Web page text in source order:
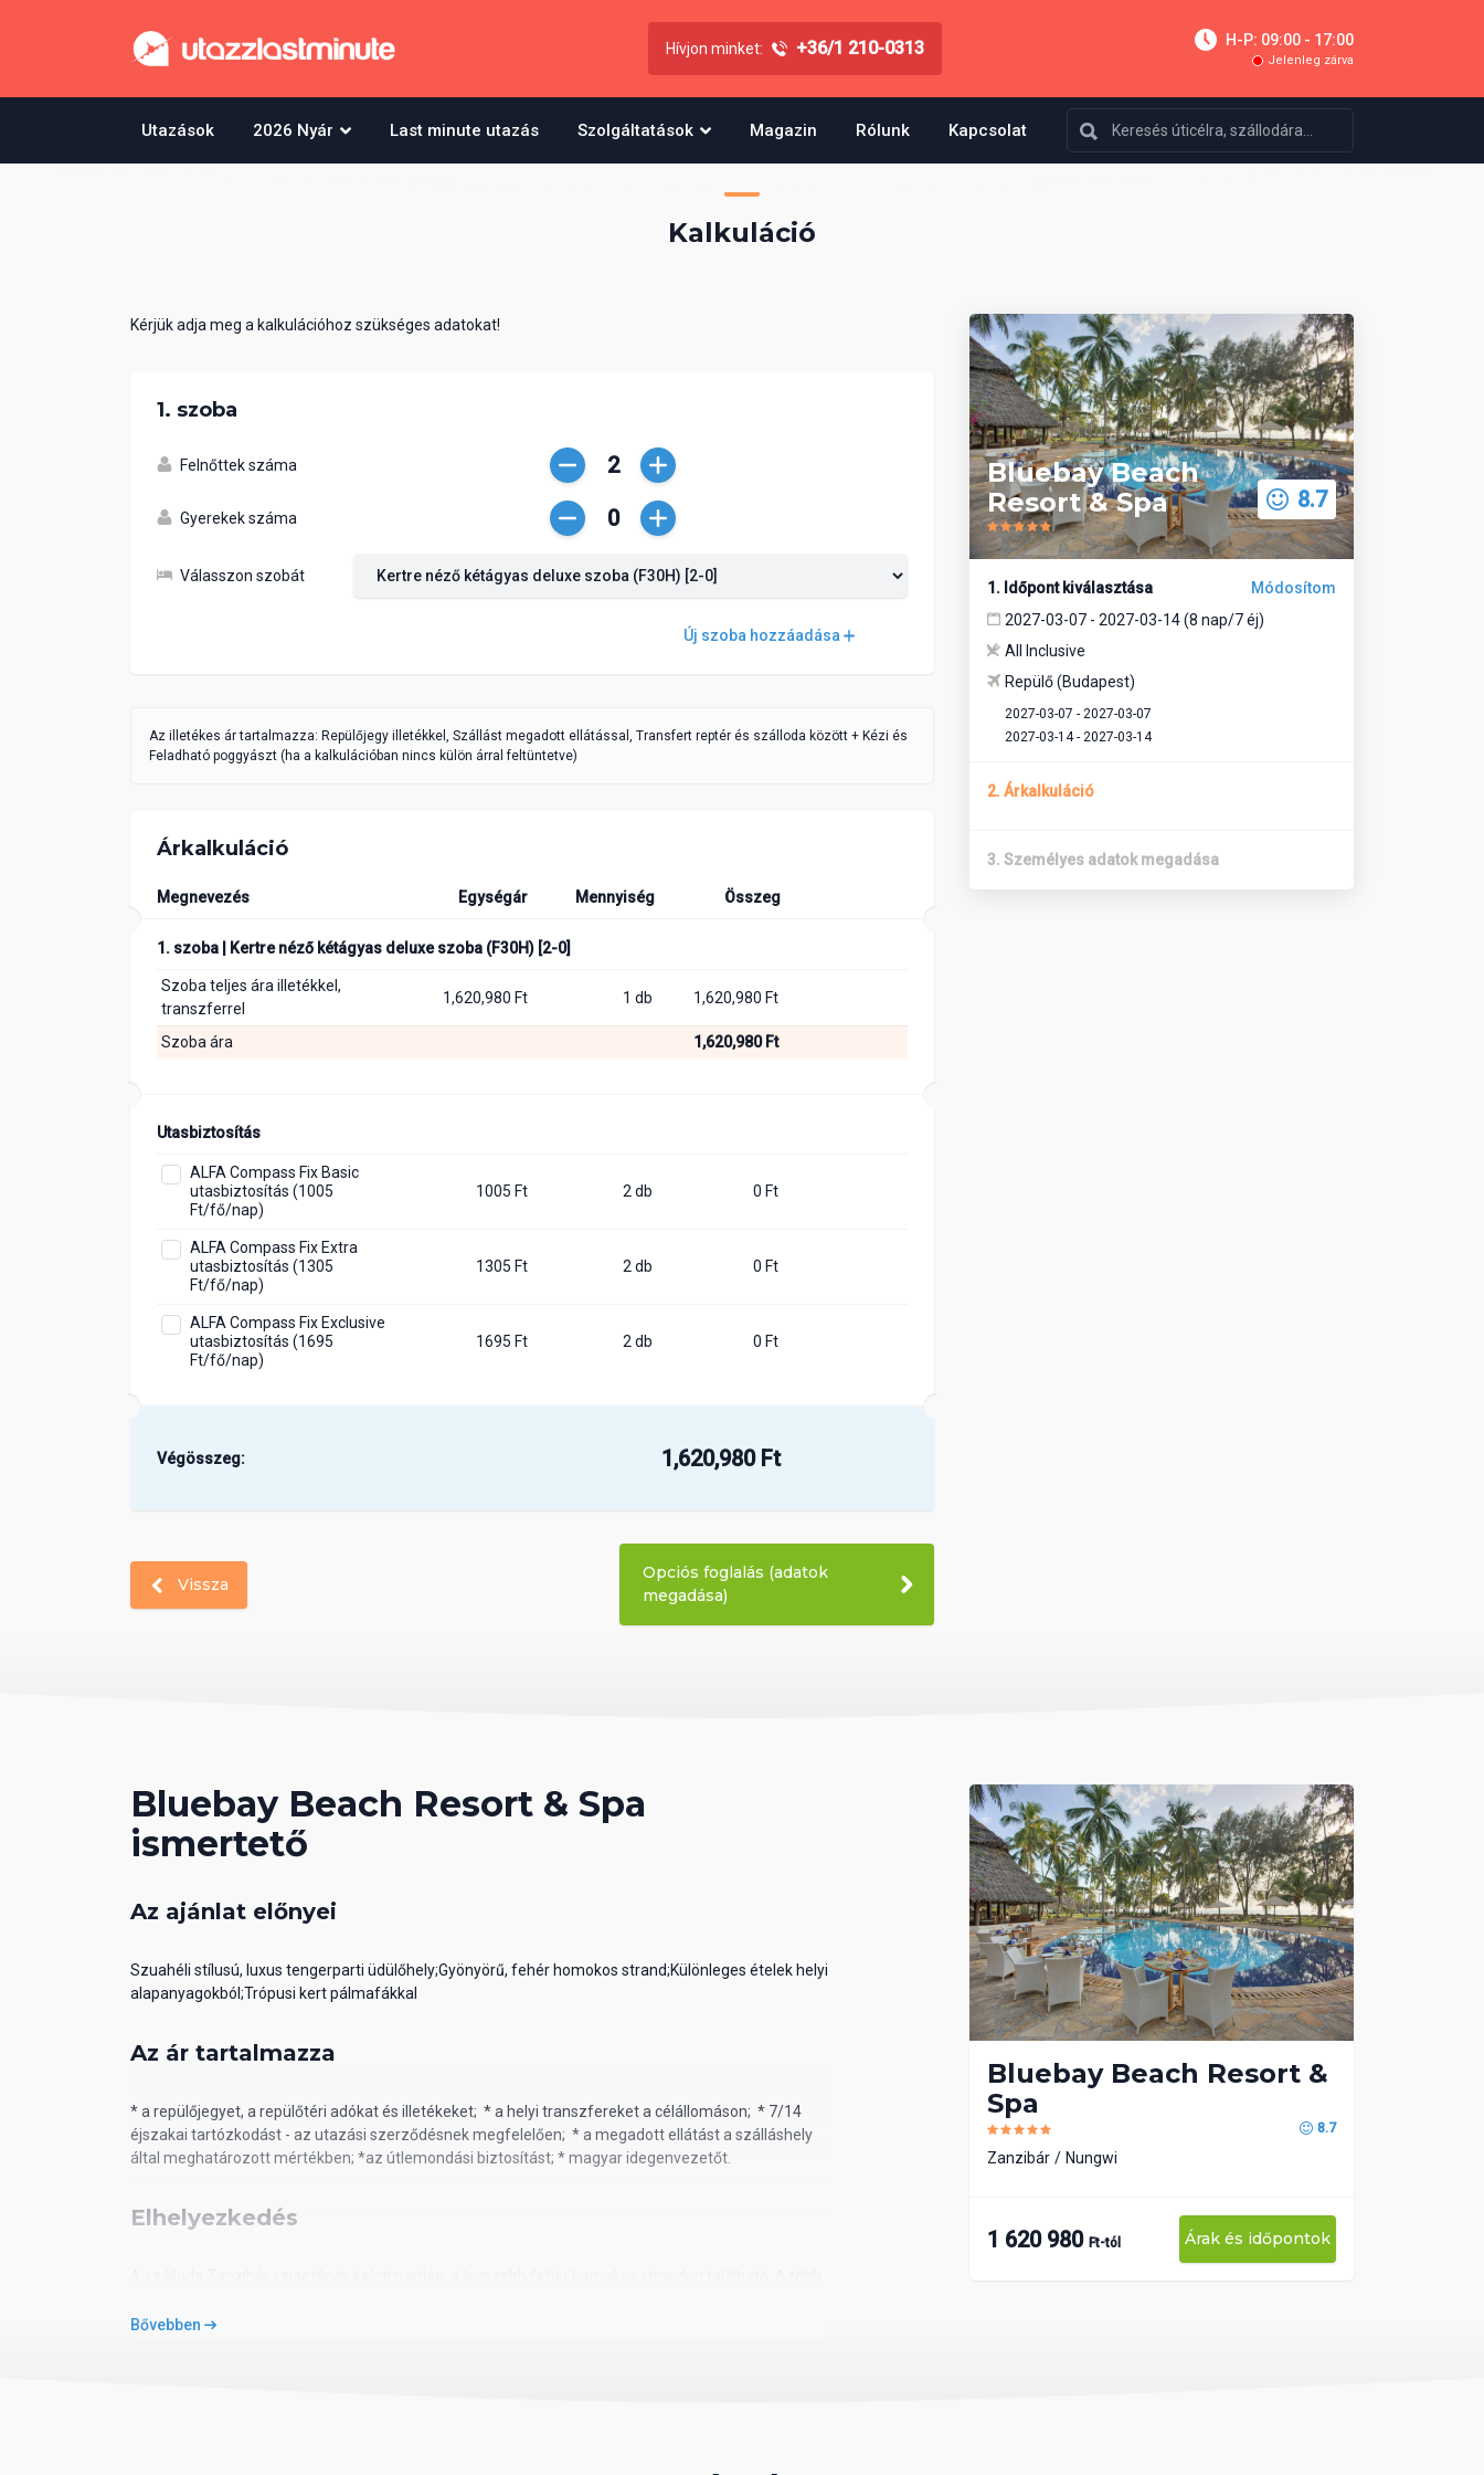
Hívjon minket: +36/1 210-0313 H-P: 09:00 - 17:00
Jelenleg zárva
Utazások 2026 Nyár Last minute utazás Szolgáltatások Magazin Rólunk Kapcsolat
Kalkuláció
Kérjük adja meg a kalkulációhoz szükséges adatokat!
1. szoba
Felnőttek száma
Csökkentés Növelés
Gyerekek száma
Csökkentés Növelés
Válasszon szobát
Új szoba hozzáadása
Az illetékes ár tartalmazza: Repülőjegy illetékkel, Szállást megadott ellátással, Transfert reptér és szálloda között + Kézi és
Feladható poggyászt (ha a kalkulációban nincs külön árral feltüntetve)
Árkalkuláció
Megnevezés Egységár Mennyiség Összeg
1. szoba | Kertre néző kétágyas deluxe szoba (F30H) [2-0]
Szoba teljes ára illetékkel,
transzferrel
1,620,980 Ft 1 db 1,620,980 Ft
Szoba ára 1,620,980 Ft
Utasbiztosítás
ALFA Compass Fix Basic
utasbiztosítás (1005
Ft/fő/nap)
1005 Ft 2 db 0 Ft
ALFA Compass Fix Extra
utasbiztosítás (1305
Ft/fő/nap)
1305 Ft 2 db 0 Ft
ALFA Compass Fix Exclusive
utasbiztosítás (1695
Ft/fő/nap)
1695 Ft 2 db 0 Ft
Végösszeg: 1,620,980 Ft
Vissza
Opciós foglalás (adatok
megadása)
Bluebay Beach
Resort & Spa
8.7
1. Időpont kiválasztása
Módosítom
2027-03-07 - 2027-03-14 (8 nap/7 éj)
All Inclusive
Repülő (Budapest)
2027-03-07 - 2027-03-07
2027-03-14 - 2027-03-14
2. Árkalkuláció
3. Személyes adatok megadása
Bluebay Beach Resort & Spa
ismertető
Az ajánlat előnyei
Szuahéli stílusú, luxus tengerparti üdülőhely;Gyönyörű, fehér homokos strand;Különleges ételek helyi
alapanyagokból;Trópusi kert pálmafákkal
Az ár tartalmazza
* a repülőjegyet, a repülőtéri adókat és illetékeket; * a helyi transzfereket a célállomáson; * 7/14
éjszakai tartózkodást - az utazási szerződésnek megfelelően; * a megadott ellátást a szálláshely
által meghatározott mértékben; *az útlemondási biztosítást; * magyar idegenvezetőt.
Elhelyezkedés
egyik legelőkelőbb szálláshelye, amely a tengerparti kényelem legmagasabb fokát kínálja.
Bővebben
Bluebay Beach Resort &
Spa
8.7
Zanzibár Nungwi
1 620 980 Ft-tól Árak és időpontok